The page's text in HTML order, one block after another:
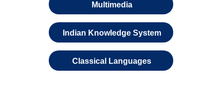
Multimedia
Indian Knowledge System
Classical Languages